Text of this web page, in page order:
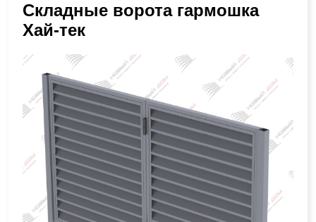
Складные ворота гармошка
Хай-тек